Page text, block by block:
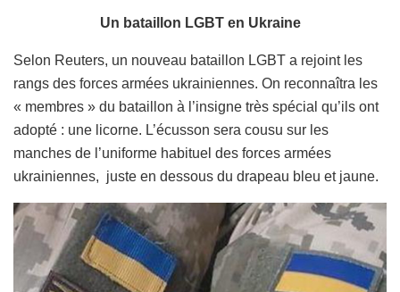
Un bataillon LGBT en Ukraine
Selon Reuters, un nouveau bataillon LGBT a rejoint les
rangs des forces armées ukrainiennes. On reconnaîtra les
« membres » du bataillon à l’insigne très spécial qu’ils ont
adopté : une licorne. L’écusson sera cousu sur les
manches de l’uniforme habituel des forces armées
ukrainiennes, juste en dessous du drapeau bleu et jaune.